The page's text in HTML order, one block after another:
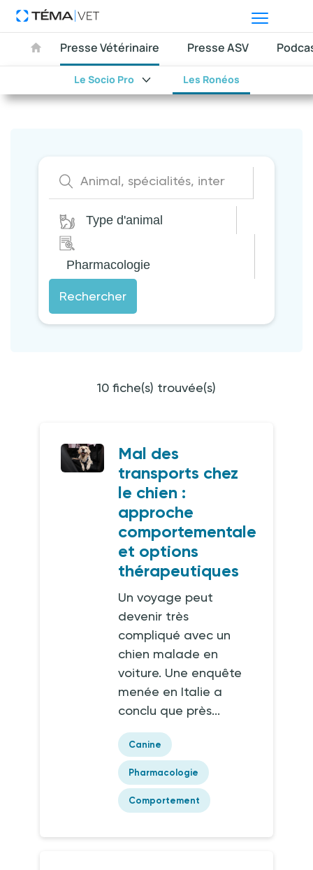
Presse Vétérinaire
Le Socio Pro Les Ronéos
Presse ASV
10 fiche(s) trouvée(s)
Mal des
transports chez
le chien :
approche
comportementale
et options
thérapeutiques
Un voyage peut
devenir très
compliqué avec un
chien malade en
voiture. Une enquête
menée en Italie a
conclu que près...
Canine
Pharmacologie
Comportement